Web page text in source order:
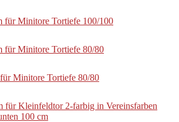
für Minitore Tortiefe 100/100
für Minitore Tortiefe 80/80
Minitore Tortiefe 80/80
für Kleinfeldtor 2-farbig in Vereinsfarben
100 cm